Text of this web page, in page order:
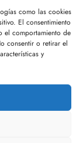
como las cookies
El consentimiento
el comportamiento de
consentir o retirar el
y